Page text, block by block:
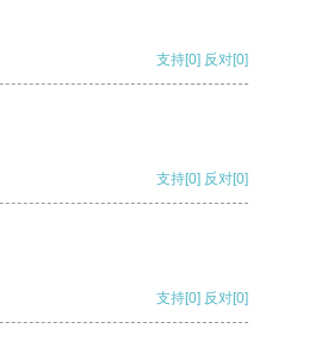
支持[0] 反对[0]
支持[0] 反对[0]
支持[0] 反对[0]